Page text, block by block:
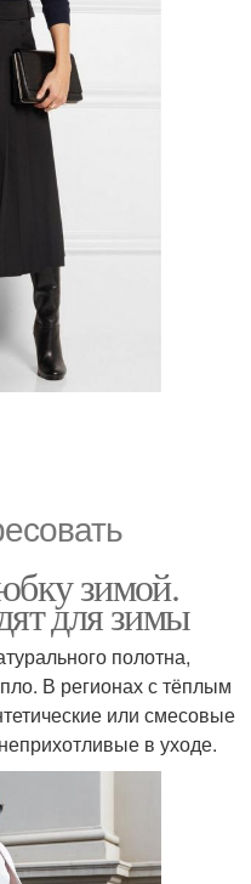
зимой.
для зимы
полотна,
В регионах с тёплым
или смесовые
в уходе.